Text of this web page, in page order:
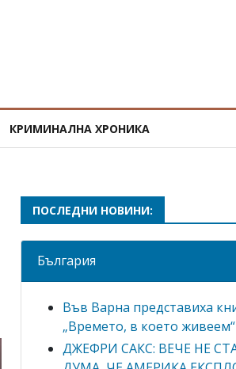
КРИМИНАЛНА ХРОНИКА
ПОСЛЕДНИ НОВИНИ:
България
Във Варна представиха
„Времето, в което живеем“
ДЖЕФРИ САКС: ВЕЧЕ НЕ